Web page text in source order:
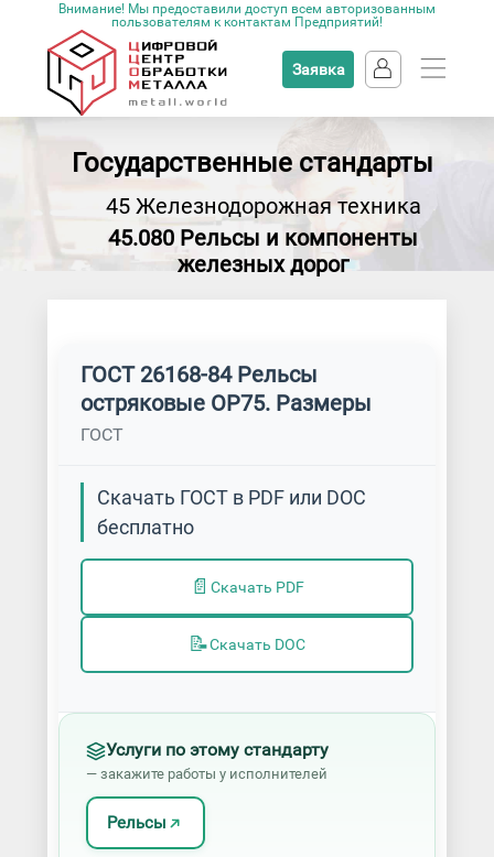
Внимание! Мы предоставили доступ всем авторизованным
пользователям к контактам Предприятий!
Заявка
Государственные стандарты
45 Железнодорожная техника
45.080 Рельсы и компоненты
железных дорог
ГОСТ 26168-84 Рельсы
остряковые ОР75. Размеры
ГОСТ
Скачать ГОСТ в PDF или DOC
бесплатно
📄 Скачать PDF
📝Скачать DOC
Услуги по этому стандарту
— закажите работы у исполнителей
Рельсы